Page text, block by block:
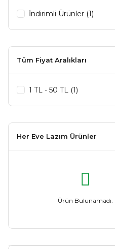
İndirimli Ürünler (1)
Tüm Fiyat Aralıkları
1 TL - 50 TL (1)
Her Eve Lazım Ürünler
Ürün Bulunamadı.